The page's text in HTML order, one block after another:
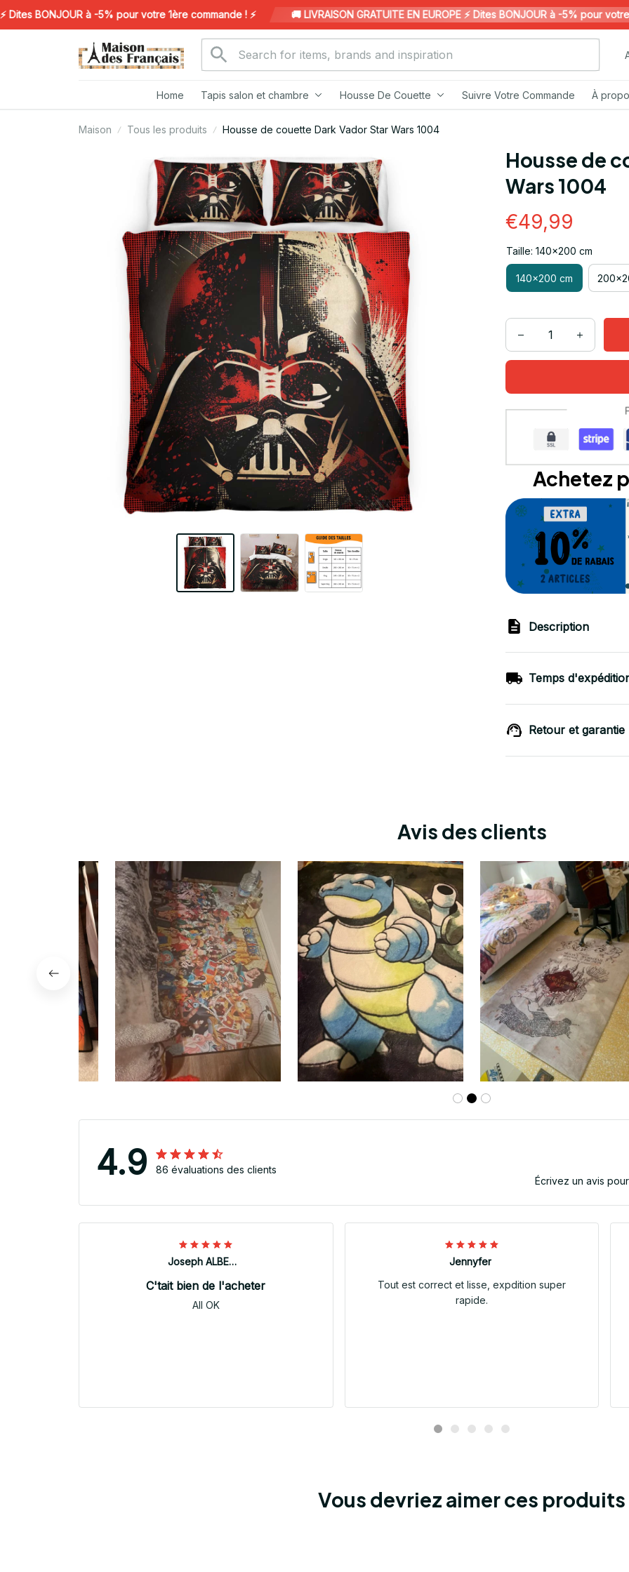
BONJOUR à -5% pour votre 1ère commande ! ⚡️ 🚚 LIVRAISON GRATUITE EN EUROPE ⚡️ Dites BONJOUR à -5% pour votre
Home Tapis salon et chambre Housse De Couette Suivre Votre Commande À
Maison Tous les produits Housse de couette Dark Vador Star Wars 1004
Housse de
Wars 1004
€49,99
Taille: 140x200 cm
140x200 cm
Achetez
Description
Temps
Retour et garantie
Avis des clients
4.9
86 évaluations des clients
Écrivez un avis
Joseph ALBERTINI
C'tait bien de l'acheter
All OK
Jennyfer
Tout est correct et lisse, expdition super
rapide.
Vous devriez aimer ces produits